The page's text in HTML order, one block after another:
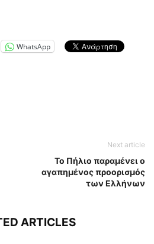
WhatsApp
Next article
Το Πήλιο παραμένει ο
αγαπημένος προορισμός
των Ελλήνων
ARTICLES